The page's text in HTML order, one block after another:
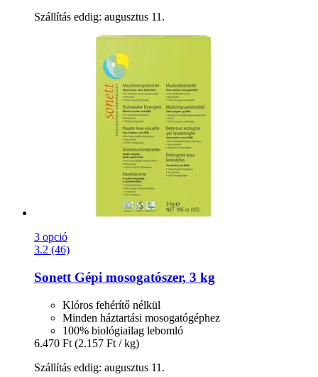
Szállítás eddig: augusztus 11.
3 opció
3.2 (46)
Sonett Gépi mosogatószer, 3 kg
Klóros fehérítő nélkül
Minden háztartási mosogatógéphez
100% biológiailag lebomló
6.470 Ft (2.157 Ft / kg)
Szállítás eddig: augusztus 11.